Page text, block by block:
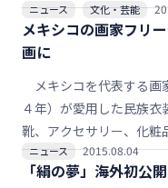
われる。小谷忠典監督も
の上映後には石内さん本
んの初の対談もある。
ニュース 文化・芸能
メキシコの画家フリ
画に
メキシコを代表する画
４年）が愛用した民族
靴、アクセサリー、化粧
４７年桐生市生まれ）は
女が遺したものたちを
ニュース 2015.08.04
「絹の夢」海外初公